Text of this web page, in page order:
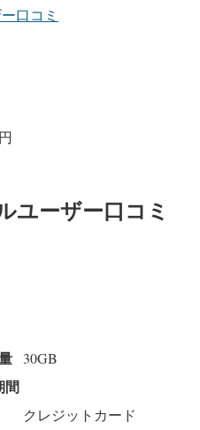
口コミ
円
ユーザー口コミ
30GB
間
クレジットカード